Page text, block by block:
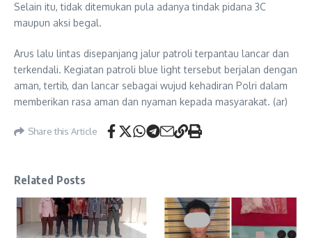
Selain itu, tidak ditemukan pula adanya tindak pidana 3C
maupun aksi begal.
Arus lalu lintas disepanjang jalur patroli terpantau lancar dan
terkendali. Kegiatan patroli blue light tersebut berjalan dengan
aman, tertib, dan lancar sebagai wujud kehadiran Polri dalam
memberikan rasa aman dan nyaman kepada masyarakat. (ar)
Share this Article
Related Posts